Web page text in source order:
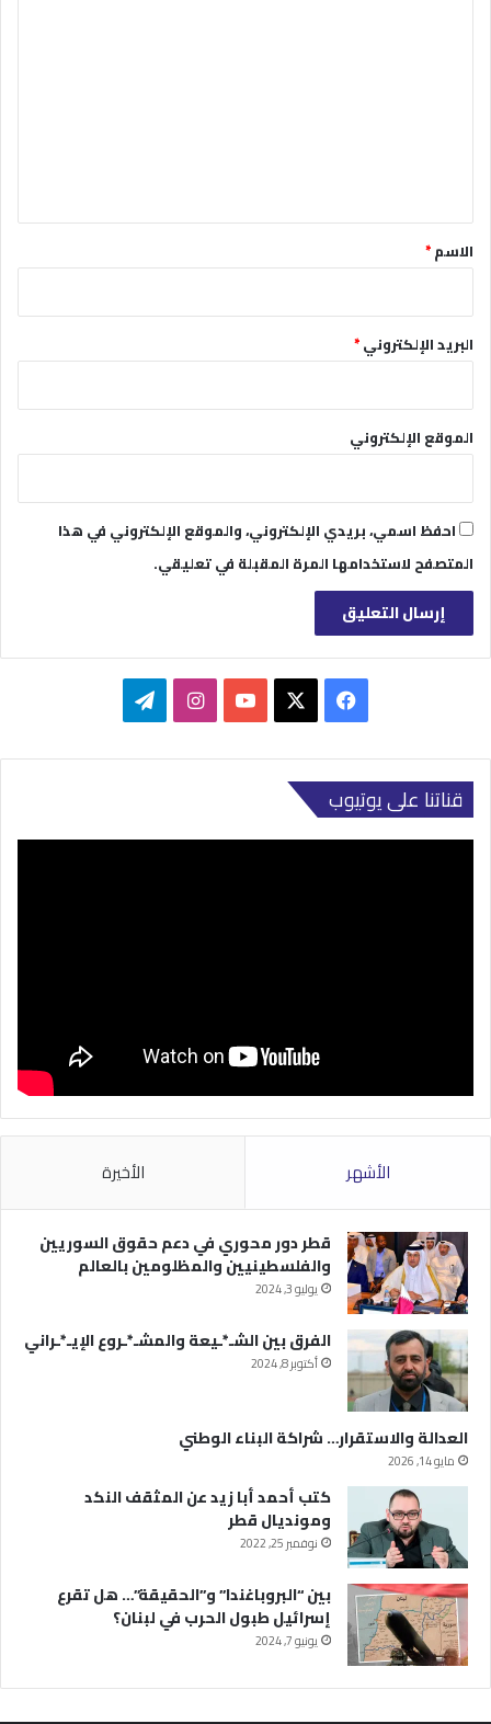
*الاسم*
البريد الإلكتروني*
الموقع الإلكتروني
احفظ اسمي، بريدي الإلكتروني، والموقع الإلكتروني في هذا
المتصفح لاستخدامها المرة المقبلة في تعليقي.
فيسبوك ‫YouTubeانستقرامتيلقرام
قناتنا على يوتيوب
الأشهر الأخيرة
قطر دور محوري في دعم حقوق السوريين
والفلسطينيين والمظلومين بالعالم
يوليو 3, 2024
الفرق بين الشـ*ـيعة والمشـ*ـروع الإيـ*ـراني
أكتوبر 8, 2024
العدالة والاستقرار… شراكة البناء الوطني
مايو 14, 2026
كتب أحمد أبا زيد عن المثقف النكد
ومونديال قطر
نوفمبر 25, 2022
بين “البروباغندا” و”الحقيقة”… هل تقرع
إسرائيل طبول الحرب في لبنان؟
يونيو 7, 2024